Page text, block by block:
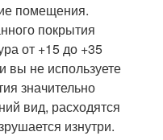
помещения.
покрытия
от +15 до +35
вы не используете
значительно
вид, расходятся
изнутри.